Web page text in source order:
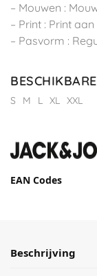
– Mouwen :
– Print : Print
– Pasvorm :
S M L XL XXL
EAN Codes
Beschrijving